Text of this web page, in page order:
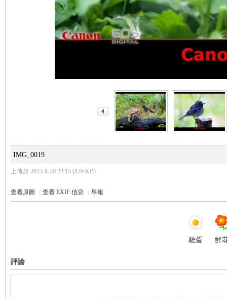
IMG_0019
上傳於 2023-8-20 22:15 (829 KB)
查看原圖 查看 EXIF 信息 舉報
雞蛋 鮮
評論